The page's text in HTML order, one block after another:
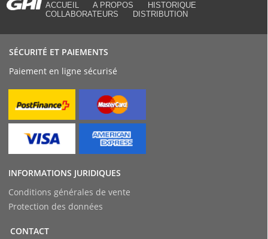
ACCUEIL A PROPOS
HISTORIQUE
COLLABORATEURS
DISTRIBUTION
SÉCURITÉ ET PAIEMENTS
Paiement en ligne sécurisé
INFORMATIONS JURIDIQUES
Conditions générales de vente
Protection des données
CONTACT